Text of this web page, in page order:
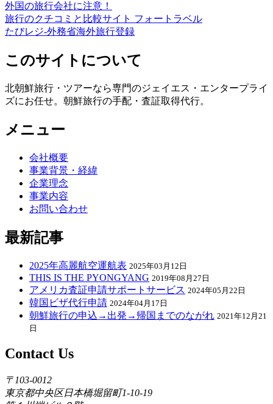
外国の旅行会社に注意！
旅行のクチコミと比較サイト フォートラベル
たびレジ-外務省海外旅行登録
このサイトについて
北朝鮮旅行・ツアーなら専門のジェイエス・エンタープライ
ズにお任せ。朝鮮旅行の手配・査証取得代行。
メニュー
会社概要
事業背景・経緯
企業理念
事業内容
お問い合わせ
最新記事
2025年高麗航空運航表 2025年03月12日
THIS IS THE PYONGYANG 2019年08月27日
アメリカ査証申請サポートサービス 2024年05月22日
韓国ビザ代行申請 2024年04月17日
朝鮮旅行の申込→出発→帰国までのながれ 2021年12月21
日
Contact Us
〒103-0012
東京都中央区日本橋堀留町1-10-19